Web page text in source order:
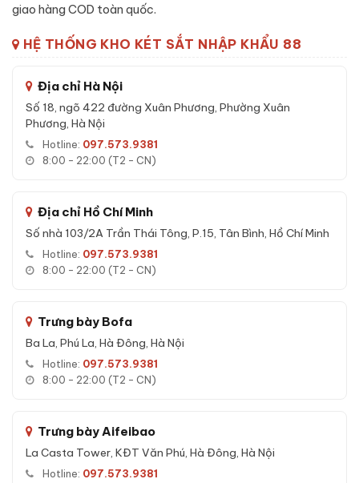
Cánh két:Đúc nguyên khối thép đặc dày, gờ cánh khít với
thân, đệm chống khói thoát.
Khoá:
Khóa vân tay điện tử - cơ chế bảo mật cao, chống
Hệ chốt + bản lề:
bên trong cánh - chống cạy phá toàn diện.
Đặc tính kỹ thuật Két sắt việt tiệp
Đặc tính kỹ thuật nổi bật của
màu trắng:
Cấu tạo nhiều lớp với bê-tông chống cháy bên trong - bảo
vệ tài liệu và giá trị quan trọng khỏi nhiệt độ cao trong sự
Chốt khoá thép đa hướng giúp tăng độ chống đột nhập,
ngàm cài chống khoan và cắt phá.
Vật liệu thép cao cấp, lớp sơn tĩnh điện chịu môi trường ẩm
- duy trì độ bền theo năm tháng.
Cơ khí khoá vận hành mượt mà, chìa cơ chính hãng tinh
giao hàng COD toàn quốc.
HỆ THỐNG KHO KÉT SẮT NHẬP KHẨU 88
Địa chỉ Hà Nội
Số 18, ngõ 422 đường Xuân Phương, Phường Xuân
Phương, Hà Nội
Hotline: 097.573.9381
8:00 - 22:00 (T2 - CN)
Địa chỉ Hồ Chí Minh
Số nhà 103/2A Trần Thái Tông, P.15, Tân Bình, Hồ Chí Minh
Hotline: 097.573.9381
8:00 - 22:00 (T2 - CN)
Trưng bày Bofa
Ba La, Phú La, Hà Đông, Hà Nội
Hotline: 097.573.9381
8:00 - 22:00 (T2 - CN)
Trưng bày Aifeibao
La Casta Tower, KĐT Văn Phú, Hà Đông, Hà Nội
Hotline: 097.573.9381